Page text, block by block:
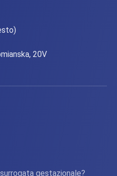
20V
gestazionale?